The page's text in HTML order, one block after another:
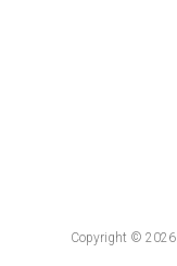
Copyright © 2026